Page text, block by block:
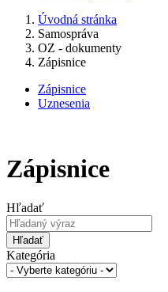
Úvodná stránka
Samospráva
OZ - dokumenty
Zápisnice
Zápisnice
Uznesenia
Zápisnice
Hľadať
Hľadať
Kategória